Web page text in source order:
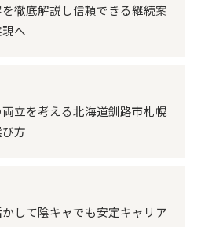
徹底解説し信頼できる継続案
へ
立を考える北海道釧路市札幌
方
して陰キャでも安定キャリア